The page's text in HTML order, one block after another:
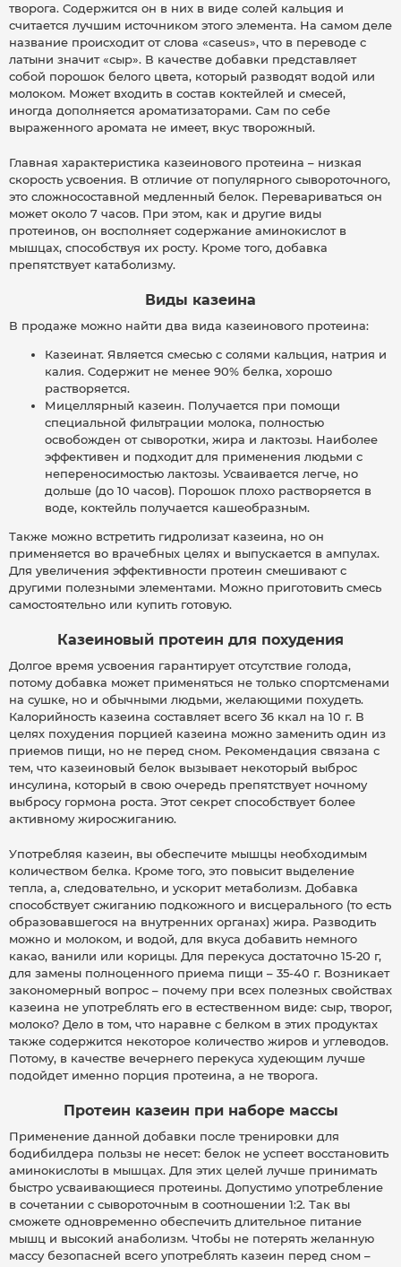
творога. Содержится он в них в виде солей кальция и
считается лучшим источником этого элемента. На самом деле
название происходит от слова «caseus», что в переводе с
латыни значит «сыр». В качестве добавки представляет
собой порошок белого цвета, который разводят водой или
молоком. Может входить в состав коктейлей и смесей,
иногда дополняется ароматизаторами. Сам по себе
выраженного аромата не имеет, вкус творожный.
Главная характеристика казеинового протеина – низкая
скорость усвоения. В отличие от популярного сывороточного,
это сложносоставной медленный белок. Перевариваться он
может около 7 часов. При этом, как и другие виды
протеинов, он восполняет содержание аминокислот в
мышцах, способствуя их росту. Кроме того, добавка
препятствует катаболизму.
Виды казеина
В продаже можно найти два вида казеинового протеина:
Казеинат. Является смесью с солями кальция, натрия и
калия. Содержит не менее 90% белка, хорошо
растворяется.
Мицеллярный казеин. Получается при помощи
специальной фильтрации молока, полностью
освобожден от сыворотки, жира и лактозы. Наиболее
эффективен и подходит для применения людьми с
непереносимостью лактозы. Усваивается легче, но
дольше (до 10 часов). Порошок плохо растворяется в
воде, коктейль получается кашеобразным.
Также можно встретить гидролизат казеина, но он
применяется во врачебных целях и выпускается в ампулах.
Для увеличения эффективности протеин смешивают с
другими полезными элементами. Можно приготовить смесь
самостоятельно или купить готовую.
Казеиновый протеин для похудения
Долгое время усвоения гарантирует отсутствие голода,
потому добавка может применяться не только спортсменами
на сушке, но и обычными людьми, желающими похудеть.
Калорийность казеина составляет всего 36 ккал на 10 г. В
целях похудения порцией казеина можно заменить один из
приемов пищи, но не перед сном. Рекомендация связана с
тем, что казеиновый белок вызывает некоторый выброс
инсулина, который в свою очередь препятствует ночному
выбросу гормона роста. Этот секрет способствует более
активному жиросжиганию.
Употребляя казеин, вы обеспечите мышцы необходимым
количеством белка. Кроме того, это повысит выделение
тепла, а, следовательно, и ускорит метаболизм. Добавка
способствует сжиганию подкожного и висцерального (то есть
образовавшегося на внутренних органах) жира. Разводить
можно и молоком, и водой, для вкуса добавить немного
какао, ванили или корицы. Для перекуса достаточно 15-20 г,
для замены полноценного приема пищи – 35-40 г. Возникает
закономерный вопрос – почему при всех полезных свойствах
казеина не употреблять его в естественном виде: сыр, творог,
молоко? Дело в том, что наравне с белком в этих продуктах
также содержится некоторое количество жиров и углеводов.
Потому, в качестве вечернего перекуса худеющим лучше
подойдет именно порция протеина, а не творога.
Протеин казеин при наборе массы
Применение данной добавки после тренировки для
бодибилдера пользы не несет: белок не успеет восстановить
аминокислоты в мышцах. Для этих целей лучше принимать
быстро усваивающиеся протеины. Допустимо употребление
в сочетании с сывороточным в соотношении 1:2. Так вы
сможете одновременно обеспечить длительное питание
мышц и высокий анаболизм. Чтобы не потерять желанную
массу безопасней всего употреблять казеин перед сном –